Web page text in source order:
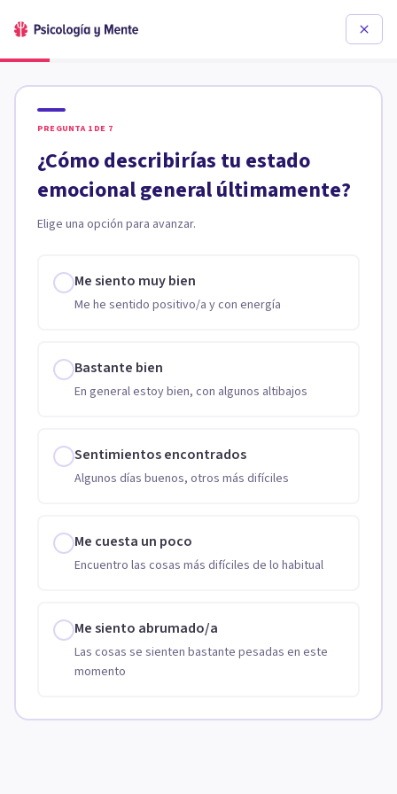
PREGUNTA 1 DE 7
¿Cómo describirías tu estado
emocional general últimamente?
Elige una opción para avanzar.
Me siento muy bien
Me he sentido positivo/a y con energía
Bastante bien
En general estoy bien, con algunos altibajos
Sentimientos encontrados
Algunos días buenos, otros más difíciles
Me cuesta un poco
Encuentro las cosas más difíciles de lo habitual
Me siento abrumado/a
Las cosas se sienten bastante pesadas en este
momento